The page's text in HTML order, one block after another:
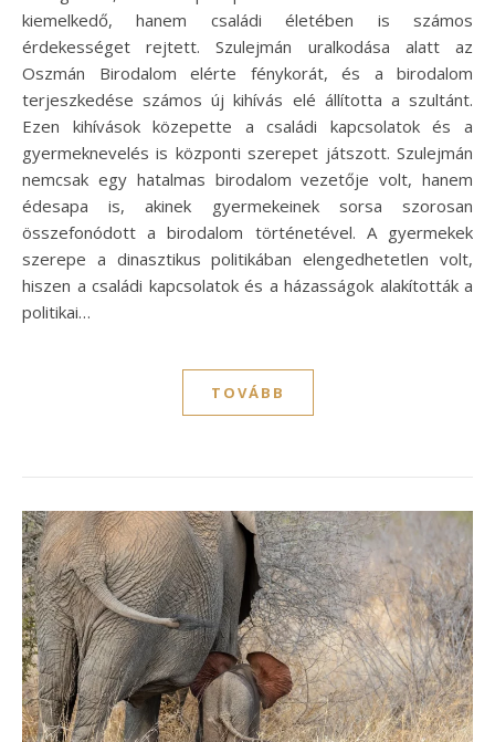
kiemelkedő, hanem családi életében is számos
érdekességet rejtett. Szulejmán uralkodása alatt az
Oszmán Birodalom elérte fénykorát, és a birodalom
terjeszkedése számos új kihívás elé állította a szultánt.
Ezen kihívások közepette a családi kapcsolatok és a
gyermeknevelés is központi szerepet játszott. Szulejmán
nemcsak egy hatalmas birodalom vezetője volt, hanem
édesapa is, akinek gyermekeinek sorsa szorosan
összefonódott a birodalom történetével. A gyermekek
szerepe a dinasztikus politikában elengedhetetlen volt,
hiszen a családi kapcsolatok és a házasságok alakították a
politikai…
TOVÁBB